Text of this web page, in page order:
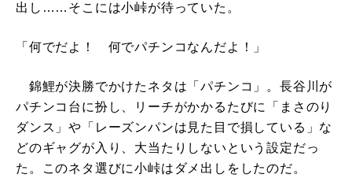
出し……そこには小峠が待っていた。
「何でだよ！ 何でパチンコなんだよ！」
錦鯉が決勝でかけたネタは「パチンコ」。長谷川が
パチンコ台に扮し、リーチがかかるたびに「まさのり
ダンス」や「レーズンパンは見た目で損している」な
どのギャグが入り、大当たりしないという設定だっ
た。このネタ選びに小峠はダメ出しをしたのだ。